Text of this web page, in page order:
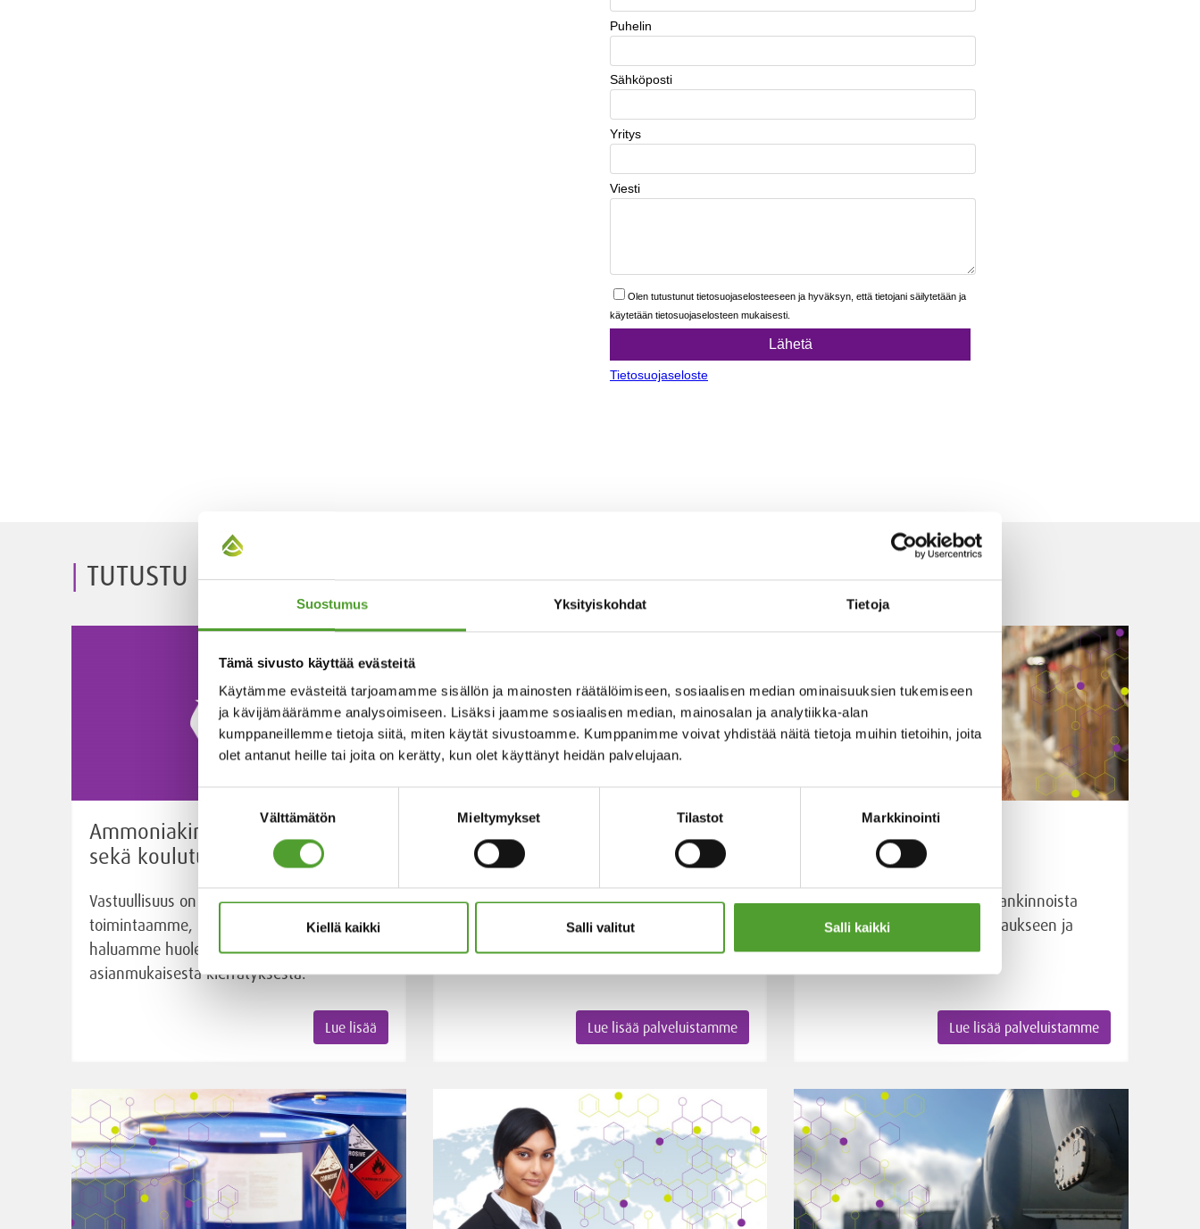
Suostumus Yksityiskohdat Tietoja
Tämä sivusto käyttää evästeitä
Käytämme evästeitä tarjoamamme sisällön ja mainosten räätälöimiseen, sosiaalisen median ominaisuuksien tukemiseen
ja kävijämäärämme analysoimiseen. Lisäksi jaamme sosiaalisen median, mainosalan ja analytiikka-alan
kumppaneillemme tietoja siitä, miten käytät sivustoamme. Kumppanimme voivat yhdistää näitä tietoja muihin tietoihin, joita
olet antanut heille tai joita on kerätty, kun olet käyttänyt heidän palvelujaan.
Välttämätön Mieltymykset Tilastot Markkinointi
Kiellä kaikki Salli valitut Salli kaikki
TUTUSTU PALVELUIHIMME
Ammoniakin kierrätyspalvelu
sekä koulutus
Vastuullisuus on olennainen osa
toimintaamme, minkä vuoksi
haluamme huolehtia ammoniakin
asianmukaisesta kierrätyksestä.
Lue lisää
Bulk-breaking -palvelu
Olemme kehittäneet bulk breaking -
pienempiin pakkauksiin, kuten IBC-
Lue lisää palveluistamme
Logistiikka- ja
varastointipalvelut
Toimitusketjumme ulottuu hankinnoista
tuotteiden huolelliseen pakkaukseen ja
luotettaviin kuljetuksiin.
Lue lisää palveluistamme